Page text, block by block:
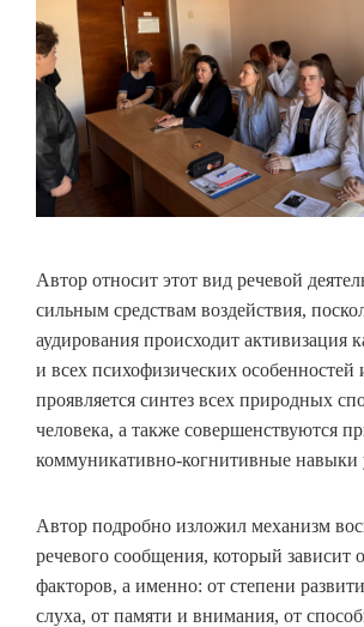
Автор относит этот вид речевой
сильным средствам воздействия,
аудирования происходит активизация
и всех психофизических особенностей
проявляется синтез всех природных
человека, а также совершенствуются
коммуникативно-когнитивные навыки
Автор подробно изложил механизм
речевого сообщения, который зависит
факторов, а именно: от степени
слуха, от памяти и внимания, от